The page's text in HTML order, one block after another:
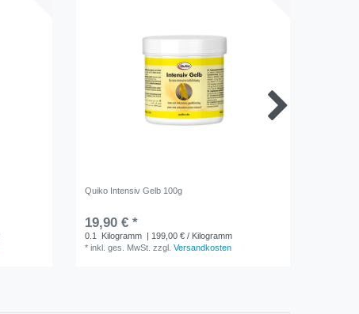
Quiko Intensiv Gelb 100g
19,90 € *
0.1 Kilogramm | 199,00 € / Kilogramm
*inkl. ges. MwSt. zzgl.Versandkosten